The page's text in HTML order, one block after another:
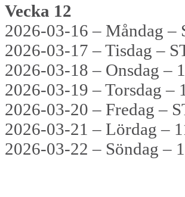
Vecka 12
2026-03-16 – Måndag –
2026-03-17 – Tisdag –
2026-03-18 – Onsdag –
2026-03-19 – Torsdag –
2026-03-20 – Fredag –
2026-03-21 – Lördag –
2026-03-22 – Söndag –